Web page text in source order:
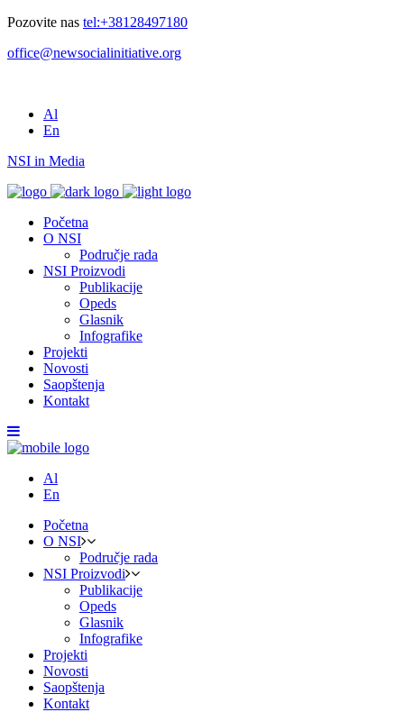
Pozovite nas tel:+38128497180
office@newsocialinitiative.org
Al
En
NSI in Media
Početna
O NSI
Područje rada
NSI Proizvodi
Publikacije
Opeds
Glasnik
Infografike
Projekti
Novosti
Saopštenja
Kontakt
Al
En
Početna
O NSI
Područje rada
NSI Proizvodi
Publikacije
Opeds
Glasnik
Infografike
Projekti
Novosti
Saopštenja
Kontakt